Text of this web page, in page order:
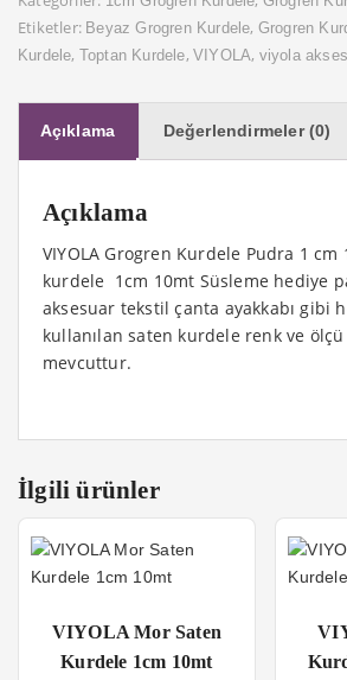
panel
panel
panel
panel
panel
panel
panel
panel
panel
panel
Etiketler: Beyaz Grogren Kurdele, Grogren
Kurdele, Toptan Kurdele,VIYOLA, viyola
Açıklama Değerlendirmeler (0)
Açıklama
VIYOLA Grogren Kurdele Pudra 1 cm
kurdele 1cm 10mt Süsleme hediye
aksesuar tekstil çanta ayakkabı gibi
kullanılan saten kurdele renk ve
mevcuttur.
İlgili ürünler
VIYOLA Mor Saten
Kurdele 1cm 10mt